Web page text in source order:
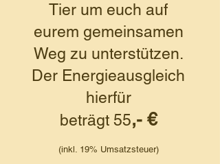
Tier um euch auf
eurem gemeinsamen
Weg zu unterstützen.
Der Energieausgleich
hierfür
beträgt 55,- €
(inkl. 19% Umsatzsteuer)